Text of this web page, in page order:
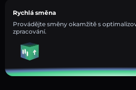
Rychlá směna
Provádějte směny okamžitě s
zpracování.